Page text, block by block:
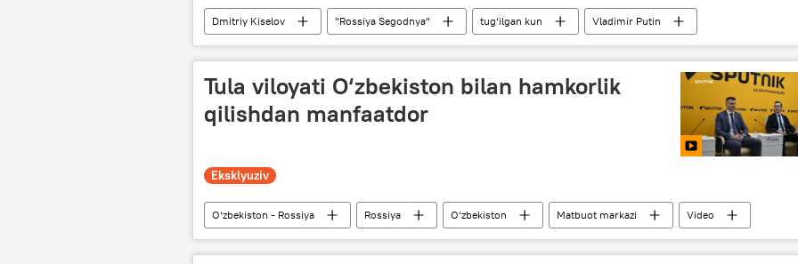
Dmitriy Kiselov "Rossiya Segodnya" tug‘ilgan kun Vladimir Putin
Tula viloyati O‘zbekiston bilan hamkorlik
qilishdan manfaatdor
Eksklyuziv
O‘zbekiston - Rossiya Rossiya O‘zbekiston Matbuot markazi
Video
Matbuot markazi video